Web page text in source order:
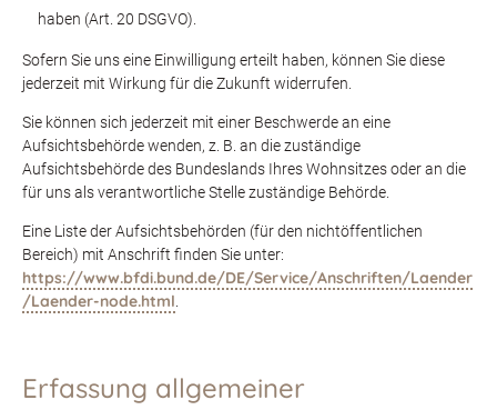
haben (Art. 20 DSGVO).
Sofern Sie uns eine Einwilligung erteilt haben, können Sie diese
jederzeit mit Wirkung für die Zukunft widerrufen.
Sie können sich jederzeit mit einer Beschwerde an eine
Aufsichtsbehörde wenden, z. B. an die zuständige
Aufsichtsbehörde des Bundeslands Ihres Wohnsitzes oder an die
für uns als verantwortliche Stelle zuständige Behörde.
Eine Liste der Aufsichtsbehörden (für den nichtöffentlichen
Bereich) mit Anschrift finden Sie unter:
https://www.bfdi.bund.de/DE/Service/Anschriften/Laender
/Laender-node.html
Erfassung allgemeiner